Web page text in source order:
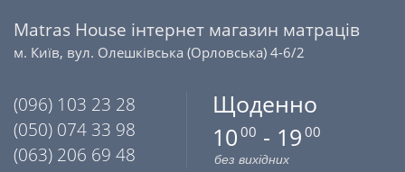
Matras House інтернет магазин матраців
м. Київ, вул. Олешківська (Орловська) 4-6/2
(096) 103 23 28
(050) 074 33 98
(063) 206 69 48
Щоденно
10 00 - 19 00
без вихідних